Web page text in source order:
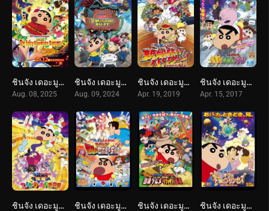
ชินจัง เดอะมูฟวี่ 33 ร้อนแรงแซ่บเวอร์ แดนเซอร์แห่งคาซึคาเบะ (2025) Crayon Shin-chan the Movie: Super Hot! The Spicy Kasukabe Dancers
Aug. 08, 2025
ชินจัง เดอะมูฟวี่ 32 ตอน ไดอารี่เพื่อนรัก ไดโนเสาร์ของพวกเรา (2024) Crayon Shin-chan the Movie: Our Dinosaur Diary
Aug. 09, 2024
ชินจัง เดอะมูฟวี่ 27 ตอน ฮันนีมูนป่วนแดนจิงโจ้ ตามหาคุณพ่อสุดขอบฟ้า (2019) Crayon Shin-chan: Honeymoon Hurricane ~The Lost Hiroshi~
Apr. 19, 2019
ชินจัง เดอะมูฟวี่ 25 ตอน รุกมาเยือน! มนุษย์ต่างดาวชิริริ (2017) Crayon Shin-chan: Invasion!! Alien Shiriri
Apr. 15, 2017
ชินจัง เดอะมูฟวี่ 24 ตอน หลับระเบิด! บุกทะลวงโลกแห่งความฝัน (2016) Crayon Shin-chan: Fast Asleep! Dreaming World Big Assault! ชินจัง เดอะมูฟวี่ 22 ตอน ศึกยอดคุณพ่อโรบอท (2014) Crayon Shin-chan: Intense Battle! Robo Dad Strikes Back ชินจัง เดอะมูฟวี่ 21 ตอน ยอดเชฟกะทะรั่ว (2013) Crayon Shin-chan: Very Tasty! B-class Gourmet Survival!! ชินจัง เดอะมูฟวี่ 20 ตอน สงครามอวกาศ กับเจ้าหญิงฮิมาวาริ (2012) Crayon Shin-chan: Invoke a Storm! Me and the Space Princess